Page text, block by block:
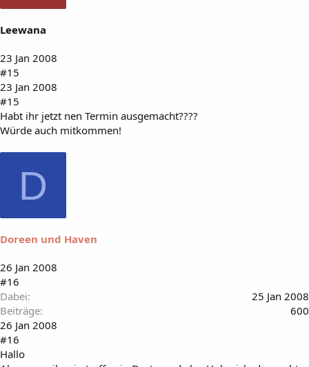
Leewana
23 Jan 2008
#15
23 Jan 2008
#15
Habt ihr jetzt nen Termin ausgemacht????
Würde auch mitkommen!
D
Doreen und Haven
26 Jan 2008
#16
Dabei
25 Jan 2008
Beiträge
600
26 Jan 2008
#16
Hallo